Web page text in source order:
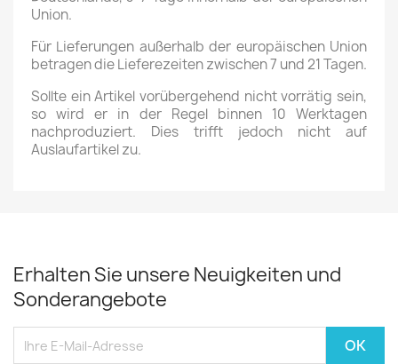
Union.
Für Lieferungen außerhalb der europäischen Union
betragen die Lieferezeiten zwischen 7 und 21 Tagen.
Sollte ein Artikel vorübergehend nicht vorrätig sein,
so wird er in der Regel binnen 10 Werktagen
nachproduziert. Dies trifft jedoch nicht auf
Auslaufartikel zu.
Erhalten Sie unsere Neuigkeiten und
Sonderangebote